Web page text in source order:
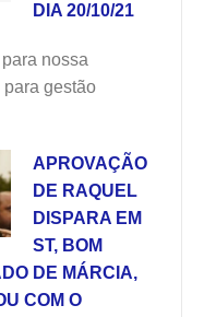
DIA 20/10/21
nossa
gestão
APROVAÇÃO
DE RAQUEL
DISPARA EM
ST, BOM
DE MÁRCIA,
COM O